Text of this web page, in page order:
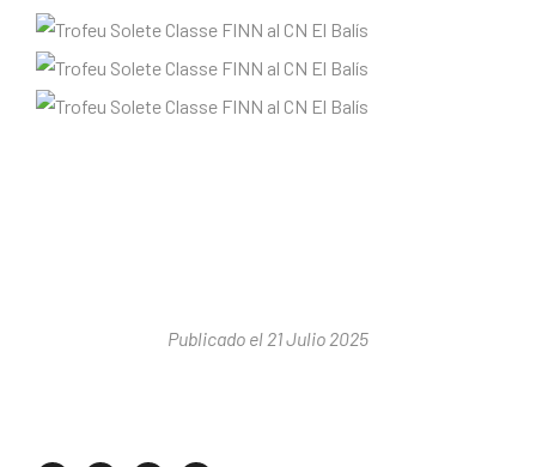
Publicado el 21 Julio 2025